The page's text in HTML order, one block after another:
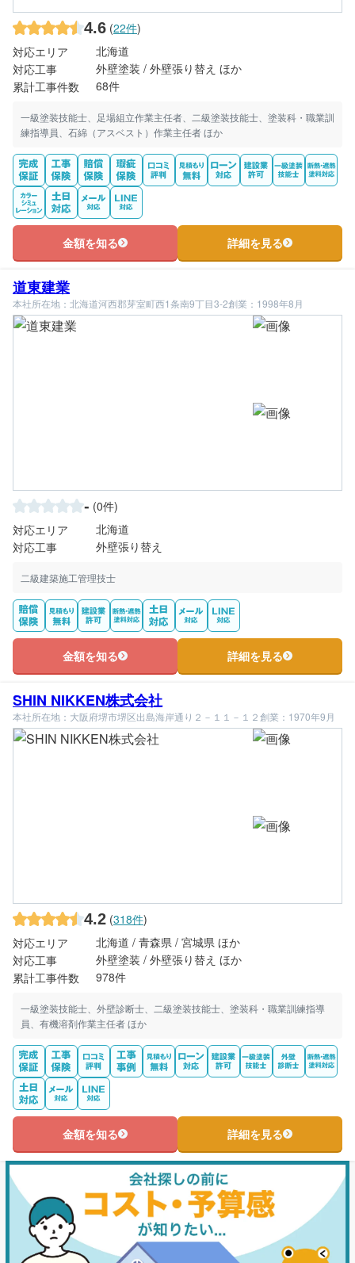
4.6 (22件)
対応エリア
北海道
対応工事
外壁塗装 / 外壁張り替え ほか
累計工事件数
68件
一級塗装技能士、足場組立作業主任者、二級塗装技能士、塗装科・職業訓
練指導員、石綿（アスベスト）作業主任者 ほか
金額を知る 詳細を見る
道東建業
本社所在地：北海道河西郡芽室町西1条南9丁目3-2創業：1998年8月
- (0件)
対応エリア
北海道
対応工事
外壁張り替え
二級建築施工管理技士
金額を知る 詳細を見る
SHIN NIKKEN株式会社
本社所在地：大阪府堺市堺区出島海岸通り２－１１－１２創業：1970年9月
4.2 (318件)
対応エリア
北海道 / 青森県 / 宮城県 ほか
対応工事
外壁塗装 / 外壁張り替え ほか
累計工事件数
978件
一級塗装技能士、外壁診断士、二級塗装技能士、塗装科・職業訓練指導
員、有機溶剤作業主任者 ほか
金額を知る 詳細を見る